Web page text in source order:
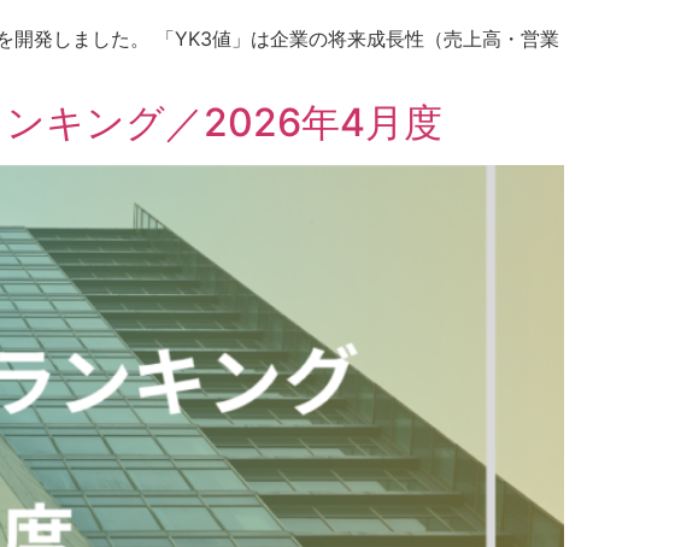
発しました。 「YK3値」は企業の将来成長性（売上高・営業
キング／2026年4月度